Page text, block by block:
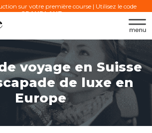
sur votre première course | Utilisez le code
:GRANDLANE
voyage en Suisse
de luxe en
Europe